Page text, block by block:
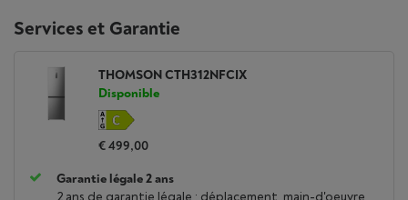
Services et Garantie
THOMSON CTH312NFCIX
Disponible
€ 499,00
Garantie légale 2 ans
2 ans de garantie légale : déplacement, main-d'oeuvre